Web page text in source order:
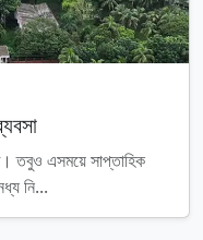
তবুও এসময়ে সাপ্তাহিক
নি...